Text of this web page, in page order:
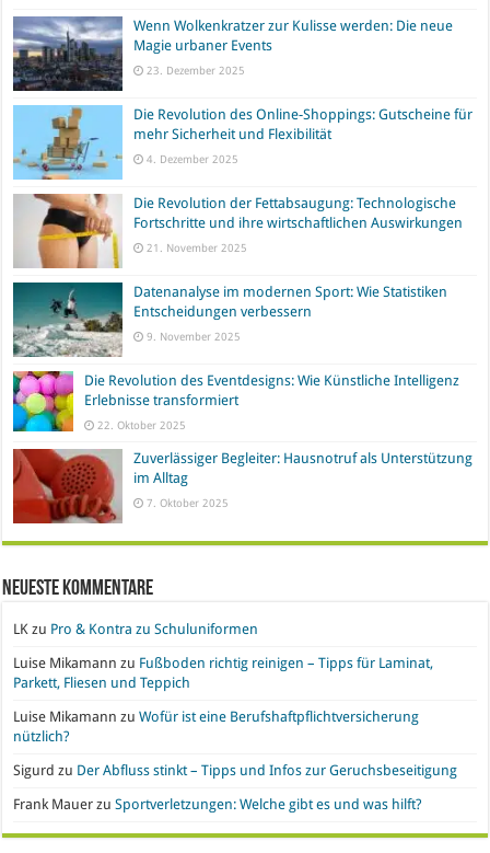
Wenn Wolkenkratzer zur Kulisse werden: Die neue
Magie urbaner Events
23. Dezember 2025
Die Revolution des Online-Shoppings: Gutscheine für
mehr Sicherheit und Flexibilität
4. Dezember 2025
Die Revolution der Fettabsaugung: Technologische
Fortschritte und ihre wirtschaftlichen Auswirkungen
21. November 2025
Datenanalyse im modernen Sport: Wie Statistiken
Entscheidungen verbessern
9. November 2025
Die Revolution des Eventdesigns: Wie Künstliche Intelligenz
Erlebnisse transformiert
22. Oktober 2025
Zuverlässiger Begleiter: Hausnotruf als Unterstützung
im Alltag
7. Oktober 2025
Neueste Kommentare
LK zu Pro & Kontra zu Schuluniformen
Luise Mikamann zu Fußboden richtig reinigen – Tipps für Laminat,
Parkett, Fliesen und Teppich
Luise Mikamann zuWofür ist eine Berufshaftpflichtversicherung
nützlich?
Sigurd zu Der Abfluss stinkt – Tipps und Infos zur Geruchsbeseitigung
Frank Mauer zuSportverletzungen: Welche gibt es und was hilft?